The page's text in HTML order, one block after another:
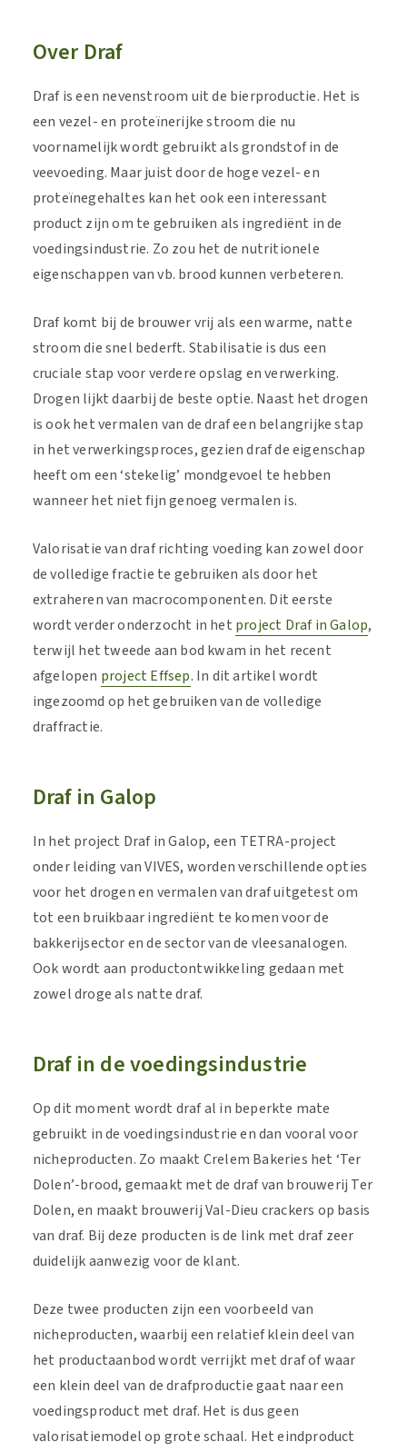
Over Draf
Draf is een nevenstroom uit de bierproductie. Het is
een vezel- en proteïnerijke stroom die nu
voornamelijk wordt gebruikt als grondstof in de
veevoeding. Maar juist door de hoge vezel- en
proteïnegehaltes kan het ook een interessant
product zijn om te gebruiken als ingrediënt in de
voedingsindustrie. Zo zou het de nutritionele
eigenschappen van vb. brood kunnen verbeteren.
Draf komt bij de brouwer vrij als een warme, natte
stroom die snel bederft. Stabilisatie is dus een
cruciale stap voor verdere opslag en verwerking.
Drogen lijkt daarbij de beste optie. Naast het drogen
is ook het vermalen van de draf een belangrijke stap
in het verwerkingsproces, gezien draf de eigenschap
heeft om een ‘stekelig’ mondgevoel te hebben
wanneer het niet fijn genoeg vermalen is.
Valorisatie van draf richting voeding kan zowel door
de volledige fractie te gebruiken als door het
extraheren van macrocomponenten. Dit eerste
wordt verder onderzocht in het project Draf in Galop,
terwijl het tweede aan bod kwam in het recent
afgelopen project Effsep. In dit artikel wordt
ingezoomd op het gebruiken van de volledige
draffractie.
Draf in Galop
In het project Draf in Galop, een TETRA-project
onder leiding van VIVES, worden verschillende opties
voor het drogen en vermalen van draf uitgetest om
tot een bruikbaar ingrediënt te komen voor de
bakkerijsector en de sector van de vleesanalogen.
Ook wordt aan productontwikkeling gedaan met
zowel droge als natte draf.
Draf in de voedingsindustrie
Op dit moment wordt draf al in beperkte mate
gebruikt in de voedingsindustrie en dan vooral voor
nicheproducten. Zo maakt Crelem Bakeries het ‘Ter
Dolen’-brood, gemaakt met de draf van brouwerij Ter
Dolen, en maakt brouwerij Val-Dieu crackers op basis
van draf. Bij deze producten is de link met draf zeer
duidelijk aanwezig voor de klant.
Deze twee producten zijn een voorbeeld van
nicheproducten, waarbij een relatief klein deel van
het productaanbod wordt verrijkt met draf of waar
een klein deel van de drafproductie gaat naar een
voedingsproduct met draf. Het is dus geen
valorisatiemodel op grote schaal. Het eindproduct